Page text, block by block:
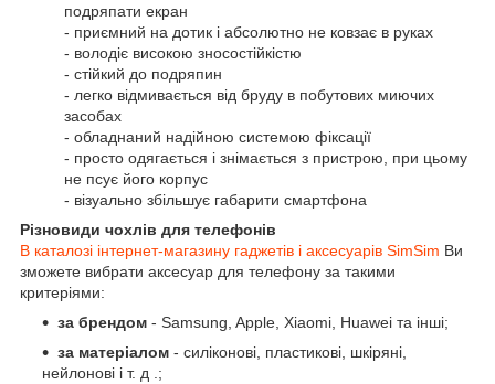
подряпати екран
- приємний на дотик і абсолютно не ковзає в руках
- володіє високою зносостійкістю
- стійкий до подряпин
- легко відмивається від бруду в побутових миючих
засобах
- обладнаний надійною системою фіксації
- просто одягається і знімається з пристрою, при цьому
не псує його корпус
- візуально збільшує габарити смартфона
Різновиди чохлів для телефонів
В каталозі інтернет-магазину гаджетів і аксесуарів SimSim Ви
зможете вибрати аксесуар для телефону за такими
критеріями:
за брендом - Samsung, Apple, Xiaomi, Huawei та інші;
за матеріалом - силіконові, пластикові, шкіряні,
нейлонові і т. д .;